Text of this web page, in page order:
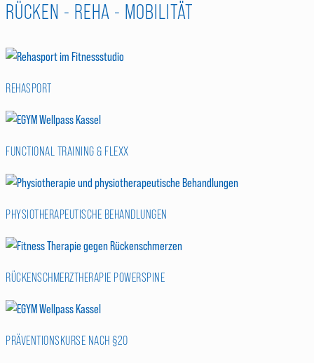
RÜCKEN - REHA - MOBILITÄT
REHASPORT
FUNCTIONAL TRAINING & FLEXX
PHYSIOTHERAPEUTISCHE BEHANDLUNGEN
RÜCKENSCHMERZTHERAPIE POWERSPINE
PRÄVENTIONSKURSE NACH §20